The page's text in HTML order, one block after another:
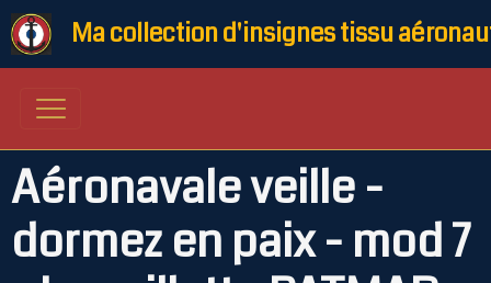
Ma collection d'insignes tissu
Aéronavale veille -
dormez en paix - mod 7